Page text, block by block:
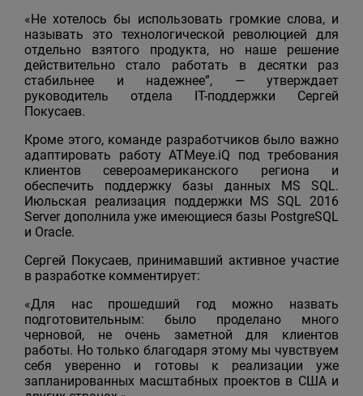
«Не хотелось бы использовать громкие слова, и
называть это технологической революцией для
отдельно взятого продукта, но наше решение
действительно стало работать в десятки раз
стабильнее и надежнее”, — утверждает
руководитель отдела IT-поддержки Сергей
Покусаев.
Кроме этого, команде разработчиков было важно
адаптировать работу ATMeye.iQ под требования
клиентов североамериканского региона и
обеспечить поддержку базы данных MS SQL.
Июльская реализация поддержки MS SQL 2016
Server дополнила уже имеющиеся базы PostgreSQL
и Oracle.
Сергей Покусаев, принимавший активное участие
в разработке комментирует:
«Для нас прошедший год можно назвать
подготовительным: было проделано много
черновой, не очень заметной для клиентов
работы. Но только благодаря этому мы чувствуем
себя уверенно и готовы к реализации уже
запланированных масштабных проектов в США и